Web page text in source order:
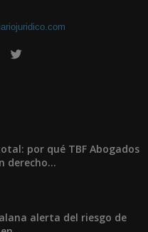
por qué TBF Abogados
derecho...
alerta del riesgo de